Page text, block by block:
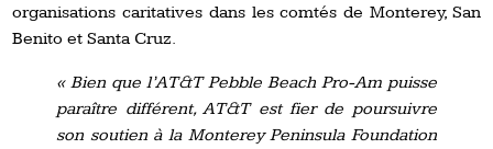
organisations caritatives dans les comtés de Monterey, San
Benito et Santa Cruz.
« Bien que l’AT&T Pebble Beach Pro-Am puisse
paraître différent, AT&T est fier de poursuivre
son soutien à la Monterey Peninsula Foundation